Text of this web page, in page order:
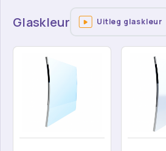
Glaskleur Uitleg glaskleur